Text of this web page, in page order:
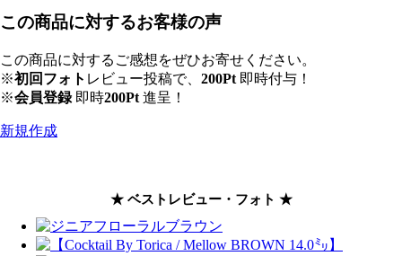
この商品に対するお客様の声
この商品に対するご感想をぜひお寄せください。
※初回フォト レビュー投稿で、 200Pt 即時付与！
※会員登録即時200Pt 進呈！
新規作成
★ ベストレビュー・フォト ★